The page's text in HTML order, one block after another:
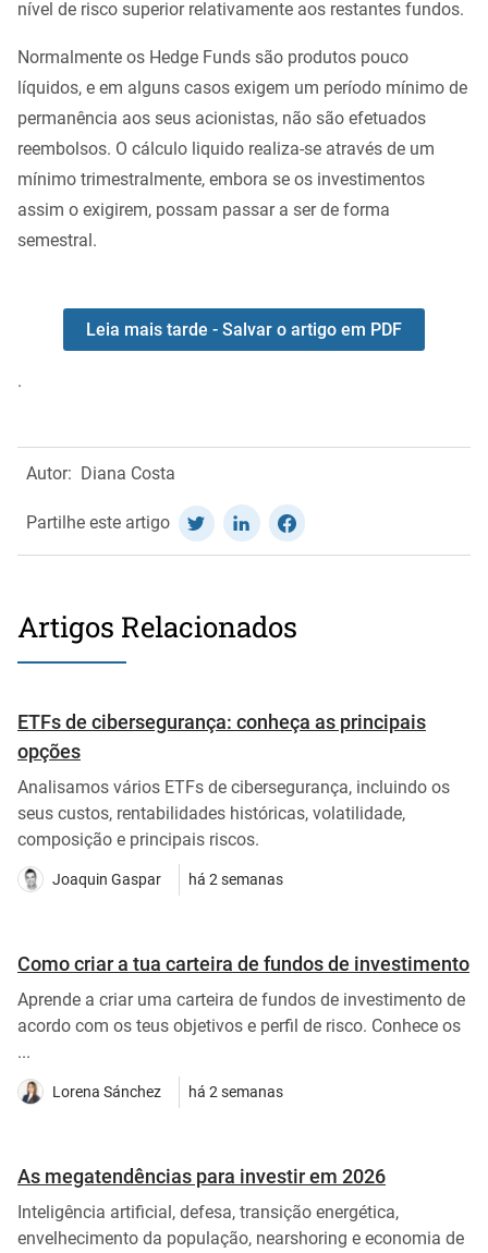
nível de risco superior relativamente aos restantes fundos.
Normalmente os Hedge Funds são produtos pouco
líquidos, e em alguns casos exigem um período mínimo de
permanência aos seus acionistas, não são efetuados
reembolsos. O cálculo liquido realiza-se através de um
mínimo trimestralmente, embora se os investimentos
assim o exigirem, possam passar a ser de forma
semestral.
Leia mais tarde - Salvar o artigo em PDF
.
Autor: Diana Costa
Partilhe este artigo
Artigos Relacionados
ETFs de cibersegurança: conheça as principais
opções
Analisamos vários ETFs de cibersegurança, incluindo os
seus custos, rentabilidades históricas, volatilidade,
composição e principais riscos.
Joaquin Gaspar há 2 semanas
Como criar a tua carteira de fundos de investimento
Aprende a criar uma carteira de fundos de investimento de
acordo com os teus objetivos e perfil de risco. Conhece os
...
Lorena Sánchez há 2 semanas
As megatendências para investir em 2026
Inteligência artificial, defesa, transição energética,
envelhecimento da população, nearshoring e economia de